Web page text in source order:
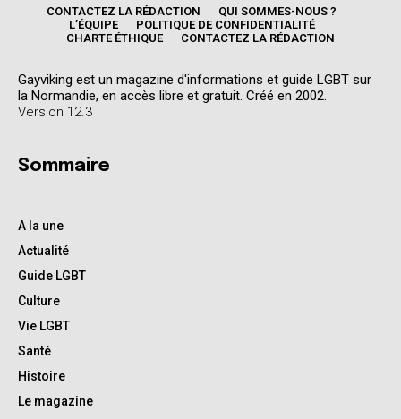
CONTACTEZ LA RÉDACTION
QUI SOMMES-NOUS ?
L’ÉQUIPE
POLITIQUE DE CONFIDENTIALITÉ
CHARTE ÉTHIQUE
CONTACTEZ LA RÉDACTION
Gayviking est un magazine d'informations et guide LGBT sur
la Normandie, en accès libre et gratuit. Créé en 2002.
Version 12.3
Sommaire
A la une
Actualité
Guide LGBT
Culture
Vie LGBT
Santé
Histoire
Le magazine